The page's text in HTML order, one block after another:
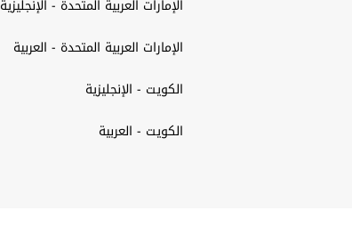
الإمارات العربية المتحدة - الإنجليزية
الإمارات العربية المتحدة - العربية
الكويت - الإنجليزية
الكويت - العربية